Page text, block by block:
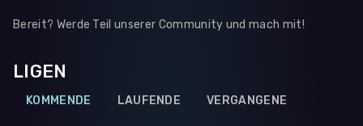
Bereit? Werde Teil unserer Community und mach mit!
LIGEN
KOMMENDE LAUFENDE VERGANGENE